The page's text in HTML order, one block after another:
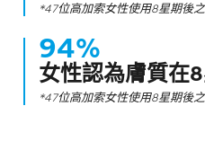
*47位高加索女性使用8星期後
94%
女性認為膚質在
*47位高加索女性使用8星期後